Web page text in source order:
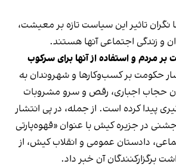
نگران تاثیر این سیاست‌ تازه بر معیشت،
و زندگی اجتماعی آنها هستند.
مردم و استفاده از آنها برای سرکوب
حکومت بر کسب‌وکارها و شهروندان به
حجاب اجباری، رقص و سرو مشروبات
پیدا کرده است. از جمله، در پی انتشار
جشنی در جزیره کیش با عنوان «قهوه‌پارتی
دادستان عمومی و انقلاب کیش، از
برگزارکنندگان آن خبر داد.